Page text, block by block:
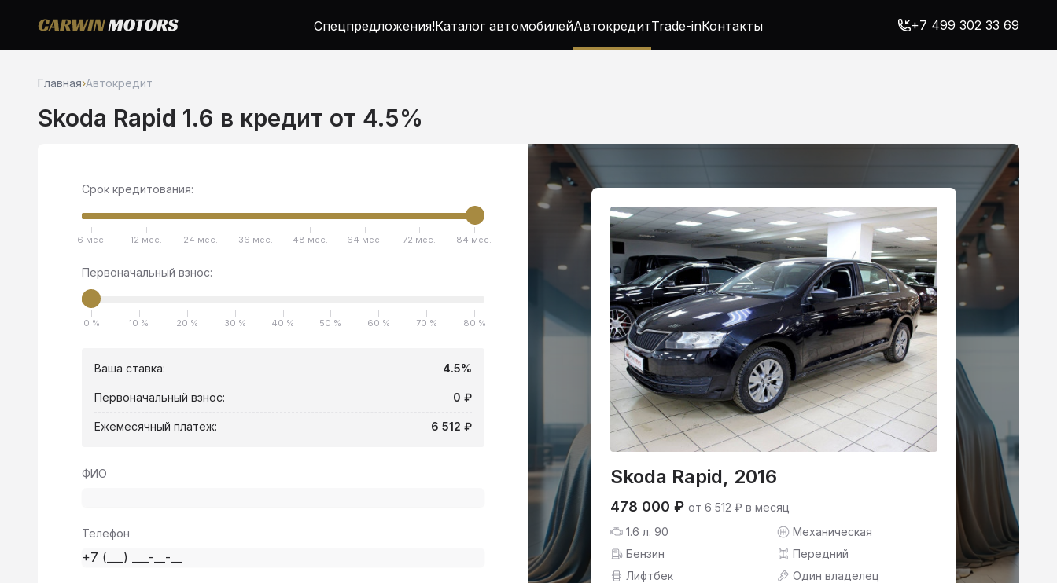
Спецпредложения!Каталог автомобилейАвтокредитTrade-inКонтакты +7 499 302 33 69
Главная›Автокредит
Skoda Rapid 1.6 в кредит от 4.5%
Skoda Rapid, 2016
478 000 ₽ от 6 512 ₽ в месяц
1.6 л. 90
Механическая
Бензин
Передний
Лифтбек
Один владелец
Срок кредитования:
6 мес. 12 мес. 24 мес. 36 мес. 48 мес. 64 мес. 72 мес. 84 мес.
Первоначальный взнос:
0 % 10 % 20 % 30 % 40 % 50 % 60 % 70 % 80 %
Ваша ставка: 4.5%
Первоначальный взнос: 0 ₽
Ежемесячный платеж: 6 512 ₽
ФИО
Телефон